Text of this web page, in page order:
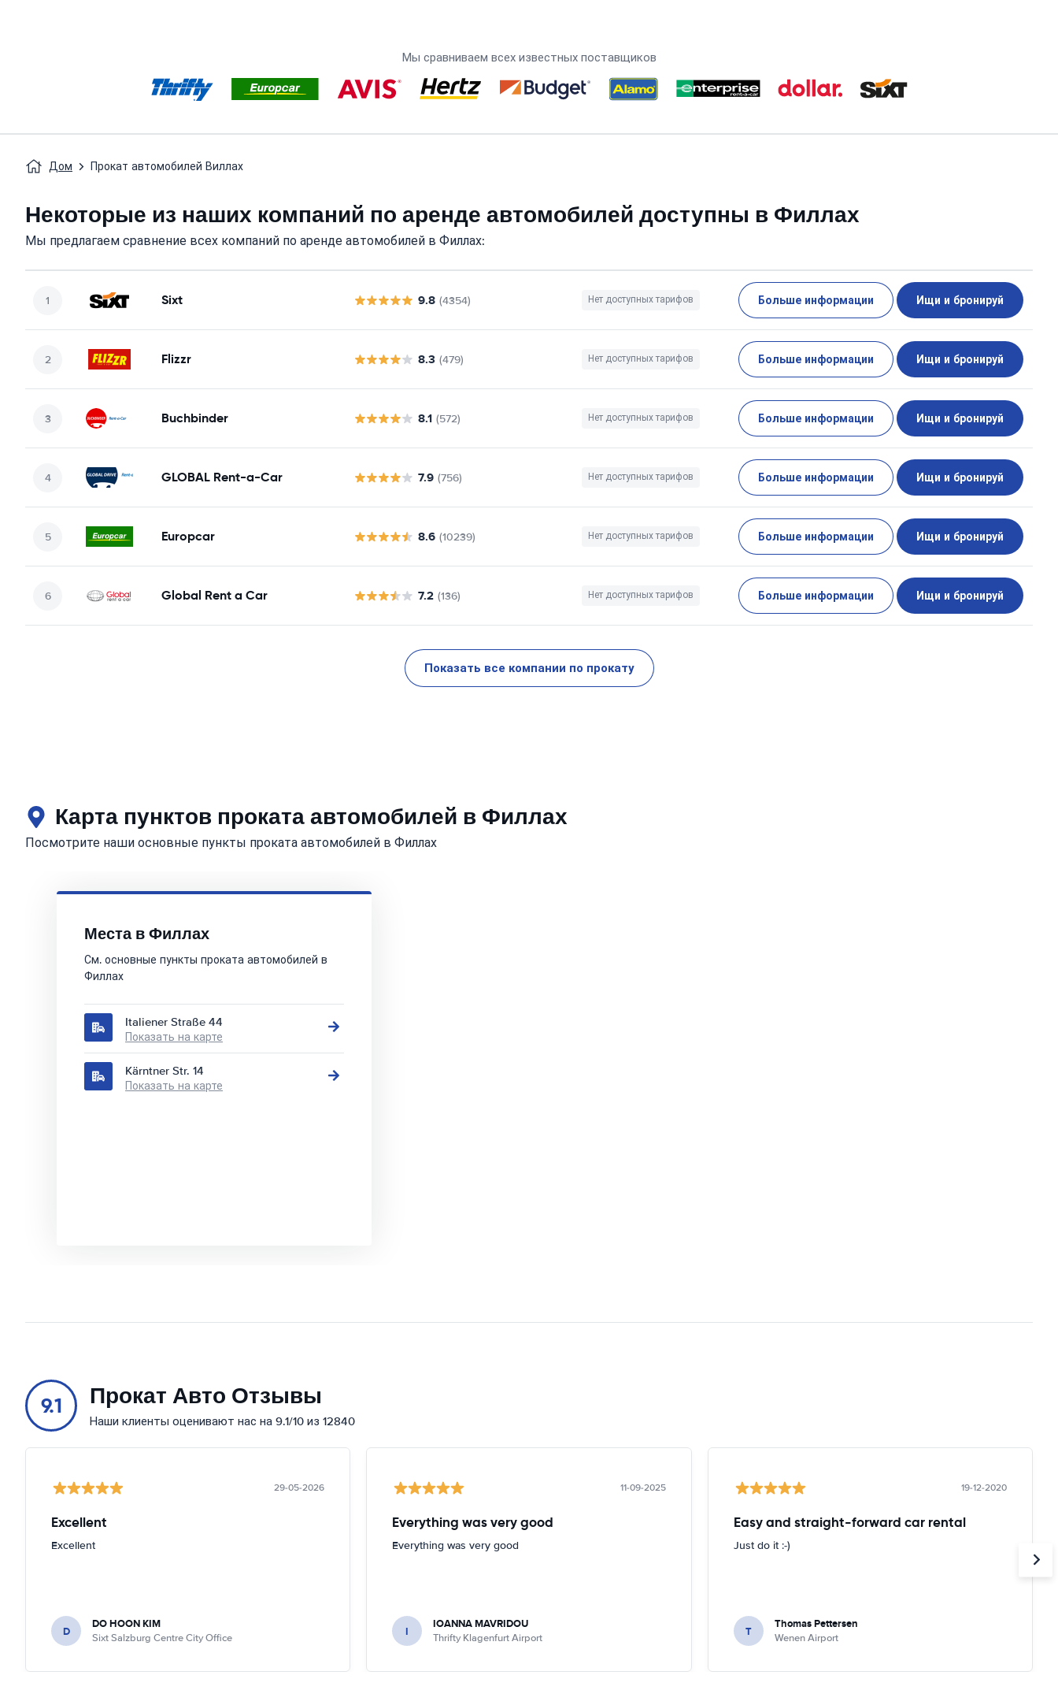
Мы сравниваем всех известных поставщиков
Дом Прокат автомобилей Виллах
Некоторые из наших компаний по аренде автомобилей доступны в Филлах
Мы предлагаем сравнение всех компаний по аренде автомобилей в Филлах:
Sixt 9.8 (4354) Нет доступных тарифов Больше информации Ищи и бронируй
Flizzr 8.3 (479) Нет доступных тарифов Больше информации Ищи и бронируй
Buchbinder 8.1 (572) Нет доступных тарифов Больше информации Ищи и бронируй
GLOBAL Rent-a-Car 7.9 (756) Нет доступных тарифов Больше информации Ищи и бронируй
Europcar 8.6 (10239) Нет доступных тарифов Больше информации Ищи и бронируй
Global Rent a Car 7.2 (136) Нет доступных тарифов Больше информации Ищи и бронируй
Показать все компании по прокату
Карта пунктов проката автомобилей в Филлах
Посмотрите наши основные пункты проката автомобилей в Филлах
Места в Филлах
См. основные пункты проката автомобилей в
Филлах
Italiener Straße 44
Показать на карте
Kärntner Str. 14
Показать на карте
9.1 Прокат Авто Отзывы
Наши клиенты оценивают нас на 9.1/10 из 12840
29-05-2026
Excellent
Excellent
D DO HOON KIM
Sixt Salzburg Centre City Office
11-09-2025
Everything was very good
Everything was very good
I IOANNA MAVRIDOU
Thrifty Klagenfurt Airport
19-12-2020
Easy and straight-forward car rental
Just do it :-)
T Thomas Pettersen
Wenen Airport